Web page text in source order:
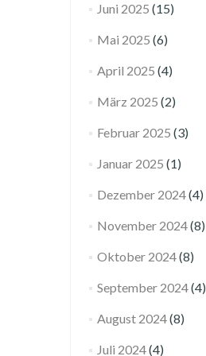
Juni 2025 (15)
Mai 2025 (6)
April 2025 (4)
März 2025 (2)
Februar 2025 (3)
Januar 2025 (1)
Dezember 2024(4)
November 2024(8)
Oktober 2024(8)
September 2024(4)
August 2024(8)
Juli 2024(4)